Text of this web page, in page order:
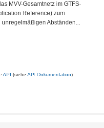
MVV-Gesamtnetz im GTFS-
Reference) zum
Abständen...
API (siehe API-Dokumentation)